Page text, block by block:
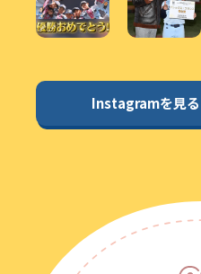
Instagramを見る